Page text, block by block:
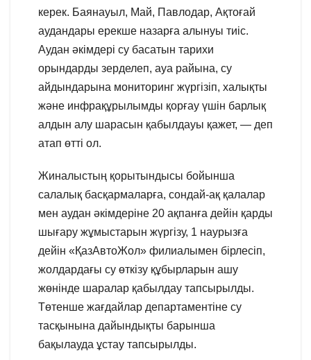
керек. Баянауыл, Май, Павлодар, Ақтоғай
аудандары ерекше назарға алынуы тиіс.
Аудан әкімдері су басатын тарихи
орындарды зерделеп, ауа райына, су
айдындарына мониторинг жүргізіп, халықты
және инфрақұрылымды қорғау үшін барлық
алдын алу шарасын қабылдауы қажет, — деп
атап өтті ол.
Жиналыстың қорытындысы бойынша
салалық басқармаларға, сондай-ақ қалалар
мен аудан әкімдеріне 20 ақпанға дейін қарды
шығару жұмыстарын жүргізу, 1 наурызға
дейін «ҚазАвтоЖол» филиалымен бірлесіп,
жолдардағы су өткізу құбырларын ашу
жөнінде шаралар қабылдау тапсырылды.
Төтенше жағдайлар департаментіне су
тасқынына дайындықты барынша
бақылауда ұстау тапсырылды.